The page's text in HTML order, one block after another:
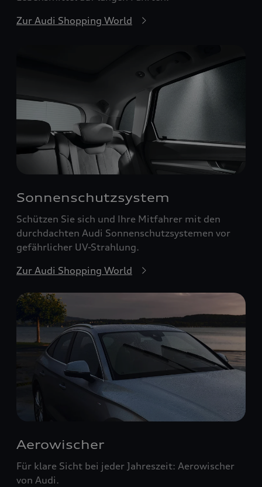
Zur Audi Shopping World
Sonnenschutzsystem
Schützen Sie sich und Ihre Mitfahrer mit den
durchdachten Audi Sonnenschutzsystemen vor
gefährlicher UV-Strahlung.
Zur Audi Shopping World
Aerowischer
Für klare Sicht bei jeder Jahreszeit: Aerowischer
von Audi.